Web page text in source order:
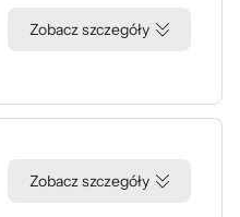
Zobacz szczegóły
Zobacz szczegóły